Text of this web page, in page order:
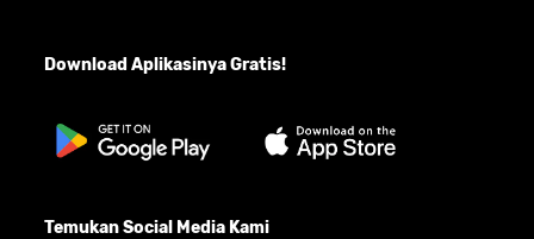
Download Aplikasinya Gratis!
Temukan Social Media Kami